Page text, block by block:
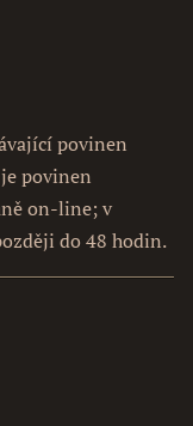
povinen
povinen
on-line; v
do 48 hodin.